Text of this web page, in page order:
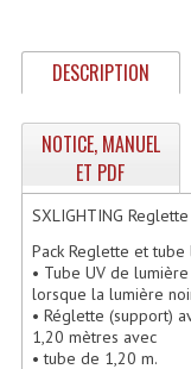
DESCRIPTION
NOTICE, MANUEL
ET PDF
SXLIGHTING
Pack Reglette et
• Tube UV de
lorsque la lumière
• Réglette (support)
1,20 mètres avec
• tube de 1,20 m.